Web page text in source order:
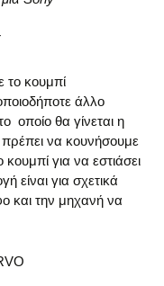
το κουμπί
άλλο
οποίο θα γίνεται η
πρέπει να κουνήσουμε
για να εστιάσει
είναι για σχετικά
και την μηχανή να